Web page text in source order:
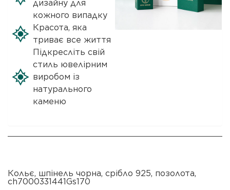
дизайну для
кожного випадку
Красота, яка
триває все життя
Підкресліть свій
стиль ювелірним
виробом із
натурального
каменю
Кольє, шпінель чорна, срібло 925, позолота,
ch7000331441Gs170